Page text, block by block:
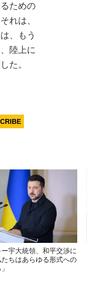
ための
れは、
、もう
陸上に
た。
宇大統領、和平交渉に
ちはあらゆる形式への